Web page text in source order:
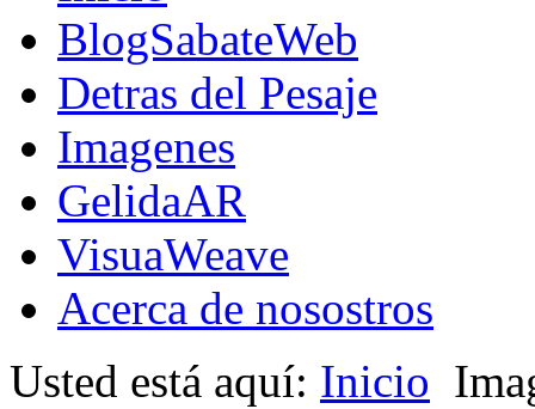
BlogSabateWeb
Detras del Pesaje
Imagenes
GelidaAR
VisuaWeave
Acerca de nosostros
Usted está aquí: Inicio